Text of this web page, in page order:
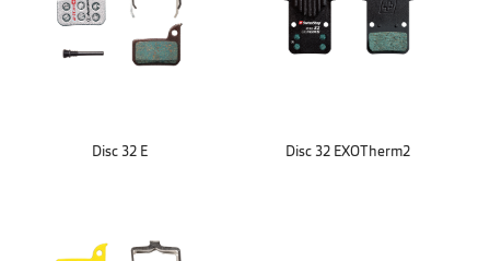
Disc 32 E Disc 32 EXOTherm2